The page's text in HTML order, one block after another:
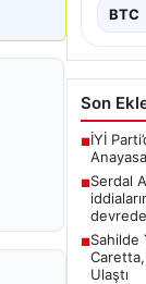
BTC
Son
■İYİ
■Serdal
■Sahilde
Caretta,
Ulaştı